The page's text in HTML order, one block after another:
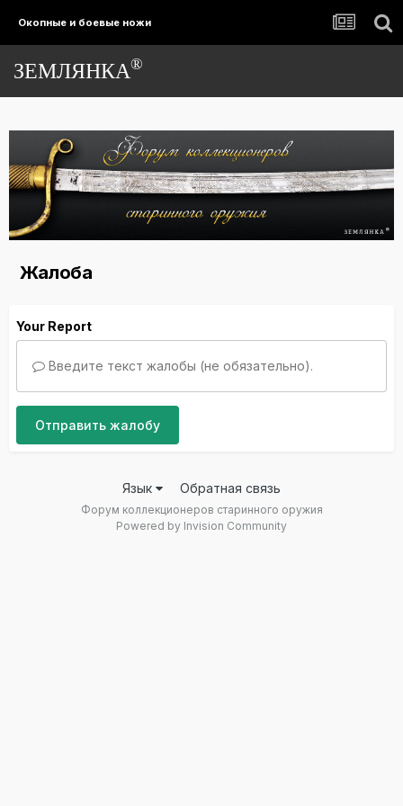
Окопные и боевые ножи
ЗЕМЛЯНКА®
Жалоба
Your Report
Введите текст жалобы (не обязательно).
Отправить жалобу
Язык Обратная связь
Форум коллекционеров старинного оружия
Powered by Invision Community